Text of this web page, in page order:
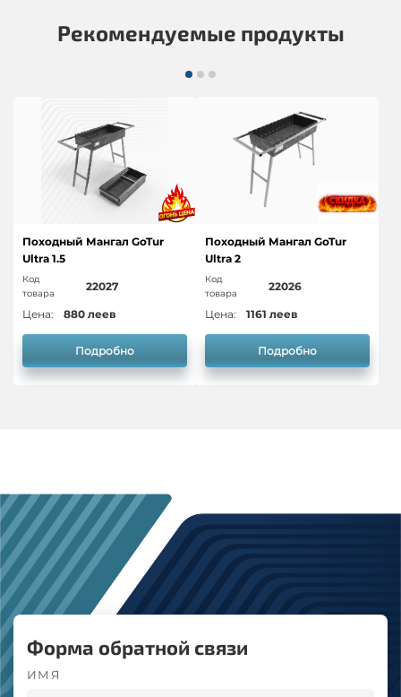
Рекомендуемые продукты
Походный Мангал GoTur
Ultra 1.5
Код
товара
22027
Цена: 880 леев
Подробно
Походный Мангал GoTur
Ultra 2
Код
товара
22026
Цена: 1161 леев
Подробно
Форма обратной связи
ИМЯ